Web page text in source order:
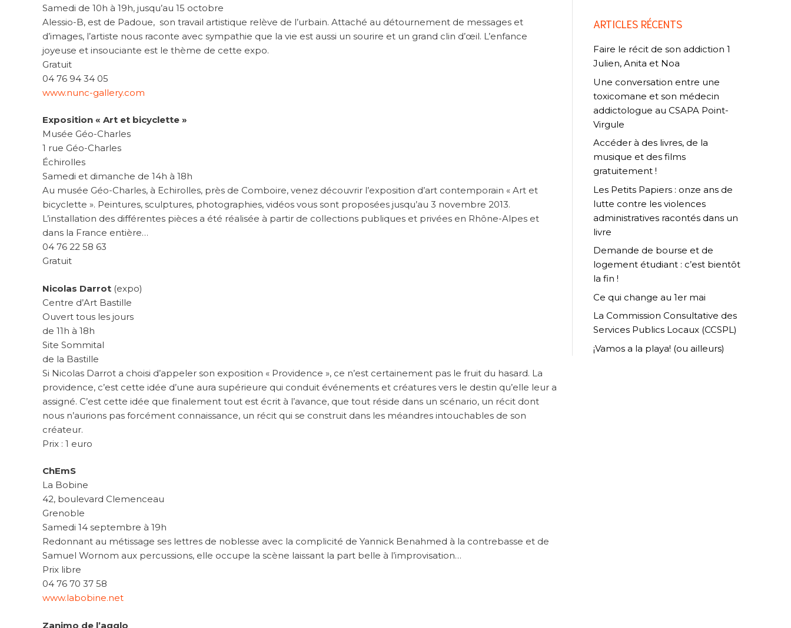
Samedi de 10h à 19h, jusqu’au 15 octobre
Alessio-B, est de Padoue, son travail artistique relève de l’urbain. Attaché au détournement de messages et
d’images, l’artiste nous raconte avec sympathie que la vie est aussi un sourire et un grand clin d’œil. L’enfance
joyeuse et insouciante est le thème de cette expo.
Gratuit
04 76 94 34 05
www.nunc-gallery.com
Exposition « Art et bicyclette »
Musée Géo-Charles
1 rue Géo-Charles
Échirolles
Samedi et dimanche de 14h à 18h
Au musée Géo-Charles, à Echirolles, près de Comboire, venez découvrir l’exposition d’art contemporain « Art et
bicyclette ». Peintures, sculptures, photographies, vidéos vous sont proposées jusqu’au 3 novembre 2013.
L’installation des différentes pièces a été réalisée à partir de collections publiques et privées en Rhône-Alpes et
dans la France entière…
04 76 22 58 63
Gratuit
Nicolas Darrot (expo)
Centre d’Art Bastille
Ouvert tous les jours
de 11h à 18h
Site Sommital
de la Bastille
Si Nicolas Darrot a choisi d’appeler son exposition « Providence », ce n’est certainement pas le fruit du hasard. La
providence, c’est cette idée d’une aura supérieure qui conduit événements et créatures vers le destin qu’elle leur a
assigné. C’est cette idée que finalement tout est écrit à l’avance, que tout réside dans un scénario, un récit dont
nous n’aurions pas forcément connaissance, un récit qui se construit dans les méandres intouchables de son
créateur.
Prix : 1 euro
ChEmS
La Bobine
42, boulevard Clemenceau
Grenoble
Samedi 14 septembre à 19h
Redonnant au métissage ses lettres de noblesse avec la complicité de Yannick Benahmed à la contrebasse et de
Samuel Wornom aux percussions, elle occupe la scène laissant la part belle à l’improvisation…
Prix libre
04 76 70 37 58
www.labobine.net
Zanimo de l’agglo
ARTICLES RÉCENTS
Faire le récit de son addiction 1
Julien, Anita et Noa
Une conversation entre une
toxicomane et son médecin
addictologue au CSAPA Point-
Virgule
Accéder à des livres, de la
musique et des films
gratuitement !
Les Petits Papiers : onze ans de
lutte contre les violences
administratives racontés dans un
livre
Demande de bourse et de
logement étudiant : c’est bientôt
la fin !
Ce qui change au 1er mai
La Commission Consultative des
Services Publics Locaux (CCSPL)
¡Vamos a la playa! (ou ailleurs)